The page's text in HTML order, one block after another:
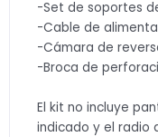
-Set de soportes
-Cable de
-Cámara de
-Broca de
El kit no incluye
indicado y el radio